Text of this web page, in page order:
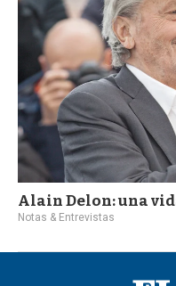
Alain Delon: una
Notas & Entrevistas